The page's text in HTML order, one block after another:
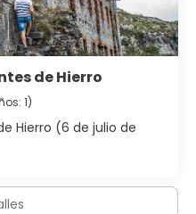
de Hierro
1)
Hierro (6 de julio de